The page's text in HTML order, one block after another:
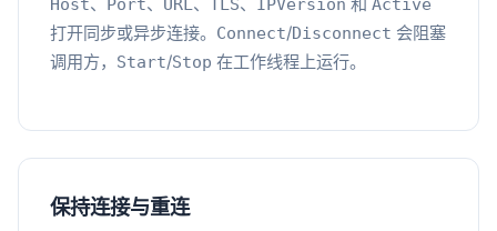
Host Port URL TLS IPVersion Active
打开同步或异步连接。 Connect/Disconnect 会阻塞
调用方， Start/Stop 在工作线程上运行。
保持连接与重连